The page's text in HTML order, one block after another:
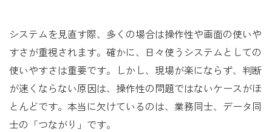
システムを見直す際、多くの場合は操作性や画面の使いや
すさが重視されます。確かに、日々使うシステムとしての
使いやすさは重要です。しかし、現場が楽にならず、判断
が速くならない原因は、操作性の問題ではないケースがほ
とんどです。本当に欠けているのは、業務同士、データ同
士の「つながり」です。